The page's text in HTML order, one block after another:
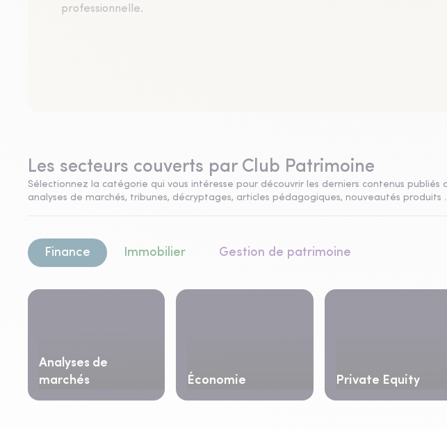
professionnelle.
Les secteurs couverts par Club Patrimoine
Sélectionnez la catégorie qui vous intéresse pour découvrir les derniers contenus
analyses de marchés, tribunes, décryptages, articles pédagogiques, nouveautés
Finance Immobilier Gestion de patrimoine
Analyses de
marchés
Économie Private Equity